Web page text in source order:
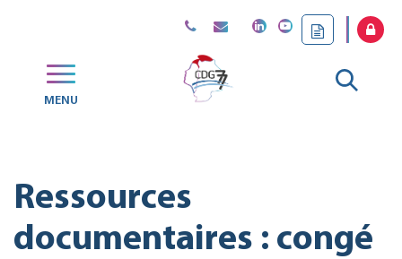
MENU
Aller
Ressources
documentaires : congé